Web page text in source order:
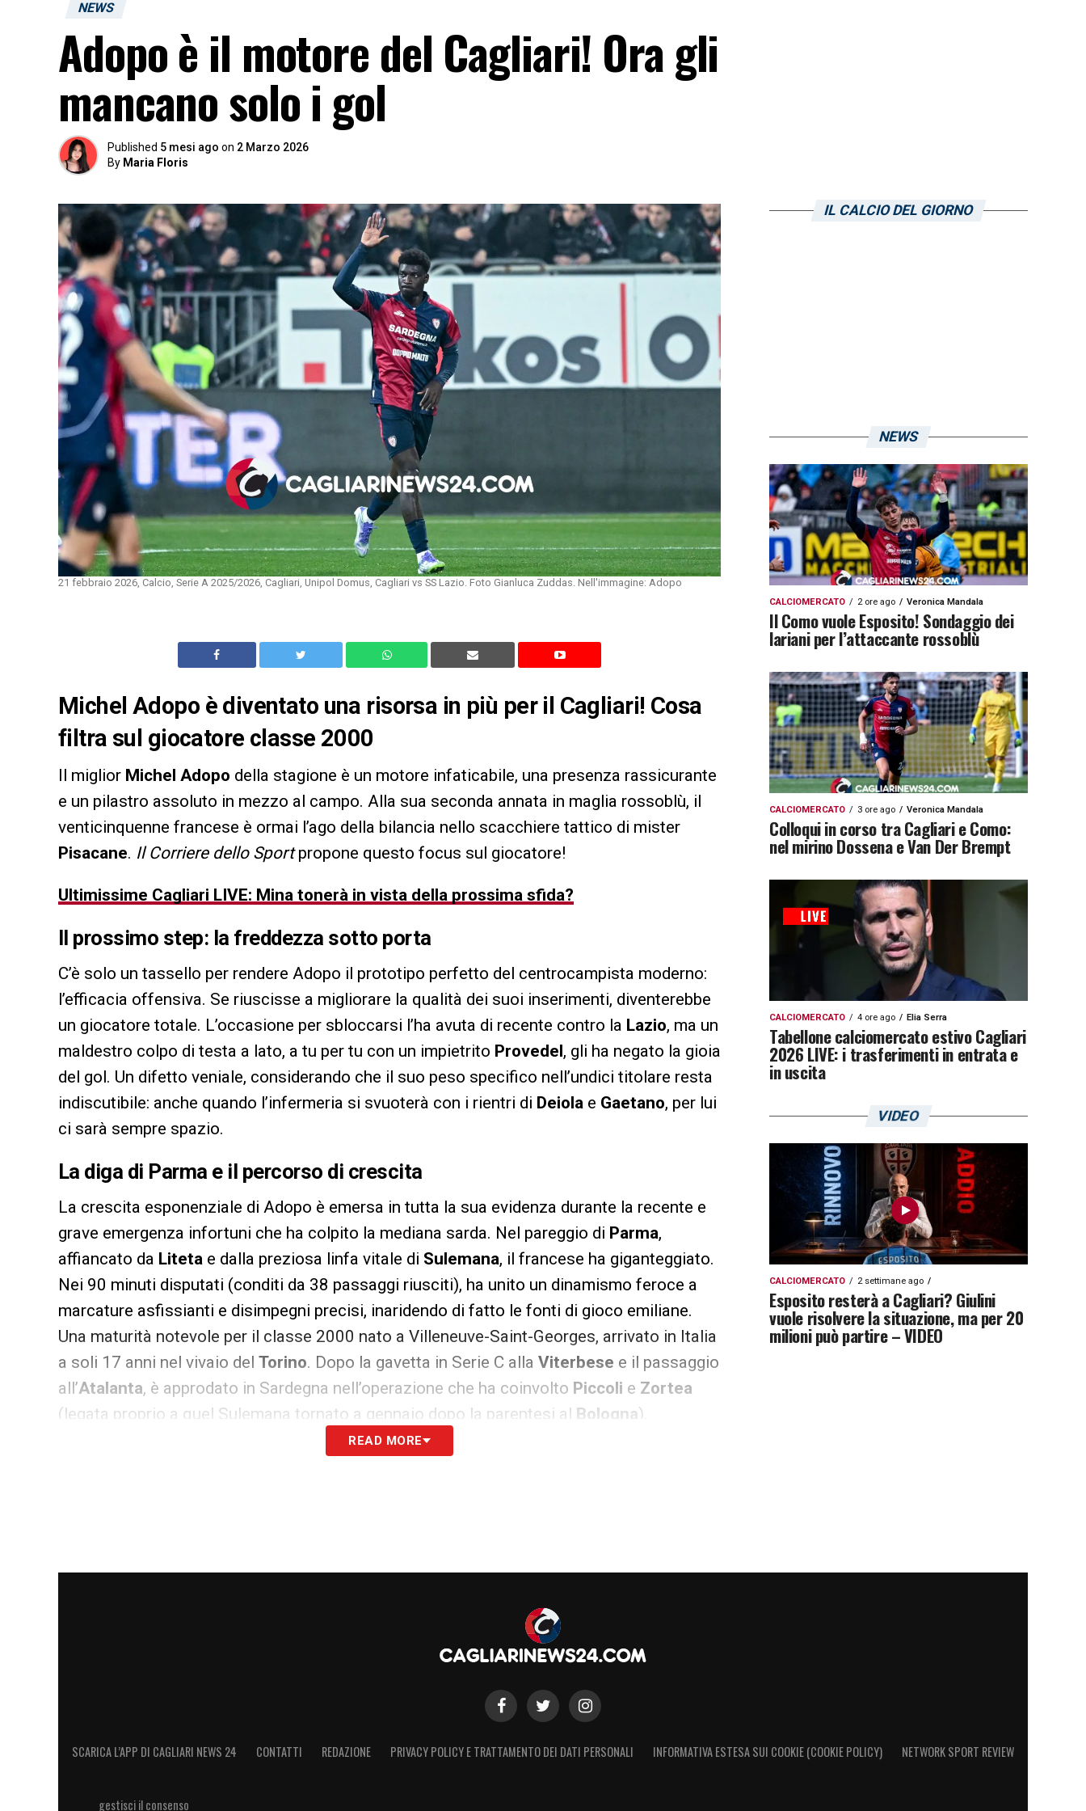
NEWS
Adopo è il motore del Cagliari! Ora gli
mancano solo i gol
Published 5 mesi ago on 2 Marzo 2026
By Maria Floris
21 febbraio 2026, Calcio, Serie A 2025/2026, Cagliari, Unipol Domus, Cagliari vs SS Lazio. Foto Gianluca Zuddas. Nell'immagine: Adopo
Michel Adopo è diventato una risorsa in più per il Cagliari! Cosa
filtra sul giocatore classe 2000
Il miglior Michel Adopo della stagione è un motore infaticabile, una presenza rassicurante
e un pilastro assoluto in mezzo al campo. Alla sua seconda annata in maglia rossoblù, il
venticinquenne francese è ormai l’ago della bilancia nello scacchiere tattico di mister
Pisacane. Il Corriere dello Sportpropone questo focus sul giocatore!
Ultimissime Cagliari LIVE: Mina tonerà in vista della prossima sfida?
Il prossimo step: la freddezza sotto porta
C’è solo un tassello per rendere Adopo il prototipo perfetto del centrocampista moderno:
l’efficacia offensiva. Se riuscisse a migliorare la qualità dei suoi inserimenti, diventerebbe
un giocatore totale. L’occasione per sbloccarsi l’ha avuta di recente contro la Lazio, ma un
maldestro colpo di testa a lato, a tu per tu con un impietrito Provedel, gli ha negato la gioia
del gol. Un difetto veniale, considerando che il suo peso specifico nell’undici titolare resta
indiscutibile: anche quando l’infermeria si svuoterà con i rientri di Deiola e Gaetano, per lui
ci sarà sempre spazio.
La diga di Parma e il percorso di crescita
La crescita esponenziale di Adopo è emersa in tutta la sua evidenza durante la recente e
grave emergenza infortuni che ha colpito la mediana sarda. Nel pareggio di Parma,
affiancato da Liteta e dalla preziosa linfa vitale di Sulemana, il francese ha giganteggiato.
Nei 90 minuti disputati (conditi da 38 passaggi riusciti), ha unito un dinamismo feroce a
marcature asfissianti e disimpegni precisi, inaridendo di fatto le fonti di gioco emiliane.
Una maturità notevole per il classe 2000 nato a Villeneuve-Saint-Georges, arrivato in Italia
a soli 17 anni nel vivaio del Torino. Dopo la gavetta in Serie C alla Viterbese e il passaggio
all’Atalanta, è approdato in Sardegna nell’operazione che ha coinvolto Piccoli e Zortea
(legata proprio a quel Sulemana tornato a gennaio dopo la parentesi al Bologna).
Equilibrio vitale verso la salvezza
sua fisicità è fondamentale per dare equilibrio a un Cagliari che, forte dei buoni segnali
Nel pomeriggio la squadra riprenderà la preparazione in vista della sfida contro il
già recuperato, Pisacane spera di poter convocare
LA PLAYLIST DELLE NOSTRE TOP NEWS
READ MORE
IL CALCIO DEL GIORNO
NEWS
CALCIOMERCATO 2 ore ago Veronica Mandala
Il Como vuole Esposito! Sondaggio dei
lariani per l’attaccante rossoblù
CALCIOMERCATO 3 ore ago Veronica Mandala
Colloqui in corso tra Cagliari e Como:
nel mirino Dossena e Van Der Brempt
CALCIOMERCATO 4 ore ago Elia Serra
Tabellone calciomercato estivo Cagliari
2026 LIVE: i trasferimenti in entrata e
in uscita
VIDEO
CALCIOMERCATO 2 settimane ago
Esposito resterà a Cagliari? Giulini
vuole risolvere la situazione, ma per 20
milioni può partire – VIDEO
SCARICA L’APP DI CAGLIARI NEWS 24 CONTATTI REDAZIONE PRIVACY POLICY E TRATTAMENTO DEI DATI PERSONALI INFORMATIVA ESTESA SUI COOKIE (COOKIE POLICY) NETWORK SPORT REVIEW
gestisci il consenso